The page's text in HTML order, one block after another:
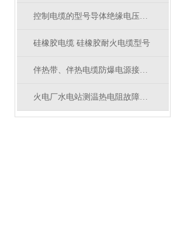
控制电缆的型号导体绝缘电压及电气性能
硅橡胶电缆 硅橡胶耐火电缆型号
伴热带、伴热电缆防爆电源接线盒选型
火电厂水电站测温热电阻故障及解决方法